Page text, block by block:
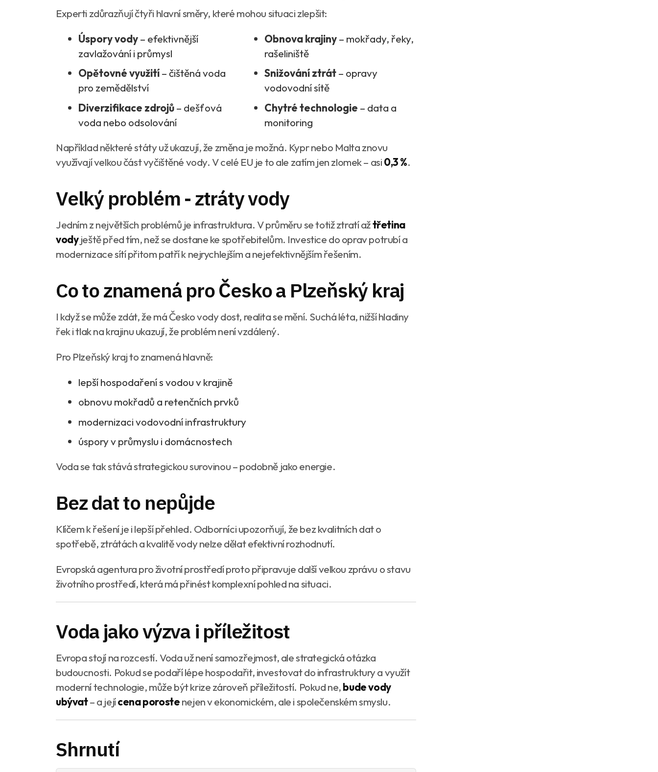
Experti zdůrazňují čtyři hlavní směry, které mohou situaci zlepšit:
Úspory vody– efektivnější
zavlažování i průmysl
Opětovné využití– čištěná voda
pro zemědělství
Diverzifikace zdrojů– dešťová
voda nebo odsolování
Obnova krajiny– mokřady, řeky,
rašeliniště
Snižování ztrát– opravy
vodovodní sítě
Chytré technologie – data a
monitoring
Například některé státy už ukazují, že změna je možná. Kypr nebo Malta znovu
využívají velkou část vyčištěné vody. V celé EU je to ale zatím jen zlomek – asi0,3 %.
Velký problém - ztráty vody
Jedním z největších problémů je infrastruktura. V průměru se totiž ztratí ažtřetina
vodyještě před tím, než se dostane ke spotřebitelům. Investice do oprav potrubí a
modernizace sítí přitom patří k nejrychlejším a nejefektivnějším řešením.
Co to znamená pro Česko a Plzeňský kraj
I když se může zdát, že má Česko vody dost, realita se mění. Suchá léta, nižší hladiny
řek i tlak na krajinu ukazují, že problém není vzdálený.
Pro Plzeňský kraj to znamená hlavně:
lepší hospodaření s vodou v krajině
obnovu mokřadů a retenčních prvků
modernizaci vodovodní infrastruktury
úspory v průmyslu i domácnostech
Voda se tak stává strategickou surovinou – podobně jako energie.
Bez dat to nepůjde
Klíčem k řešení je i lepší přehled. Odborníci upozorňují, že bez kvalitních dat o
spotřebě, ztrátách a kvalitě vody nelze dělat efektivní rozhodnutí.
Evropská agentura pro životní prostředí proto připravuje další velkou zprávu o stavu
životního prostředí, která má přinést komplexní pohled na situaci.
Voda jako výzva i příležitost
Evropa stojí na rozcestí. Voda už není samozřejmost, ale strategická otázka
budoucnosti. Pokud se podaří lépe hospodařit, investovat do infrastruktury a využít
moderní technologie, může být krize zároveň příležitostí. Pokud ne,bude vody
ubývat– a jejícena porostenejen v ekonomickém, ale i společenském smyslu.
Shrnutí